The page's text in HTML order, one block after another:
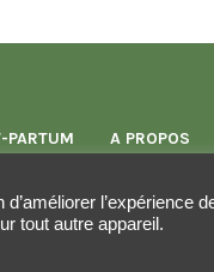
PARTUM A PROPOS
l’expérience
tout autre appareil.